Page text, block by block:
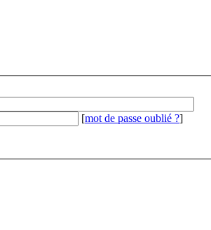
[mot de passe oublié ?]